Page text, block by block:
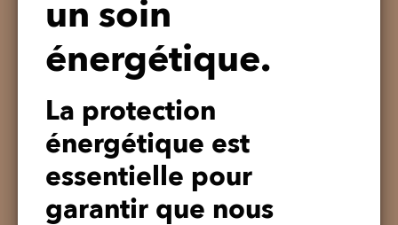
un soin
énergétique.
La protection
énergétique est
essentielle pour
garantir que nous